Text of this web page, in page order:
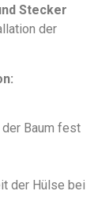
Stecker
der
Baum fest
der Hülse bei